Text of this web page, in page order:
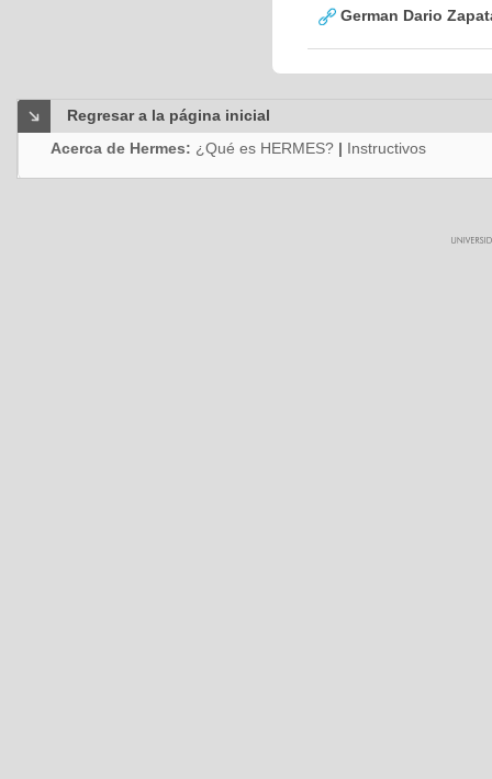
German Dario
Regresar a la página inicial
Acerca de Hermes: ¿Qué es HERMES? | Instructivos